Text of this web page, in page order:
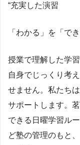
“充実した演習
「わかる」を「で
授業で理解した学
自身でじっくり考
せません。私たち
サポートします。
できる日曜学習ル
ど塾の管理のもと